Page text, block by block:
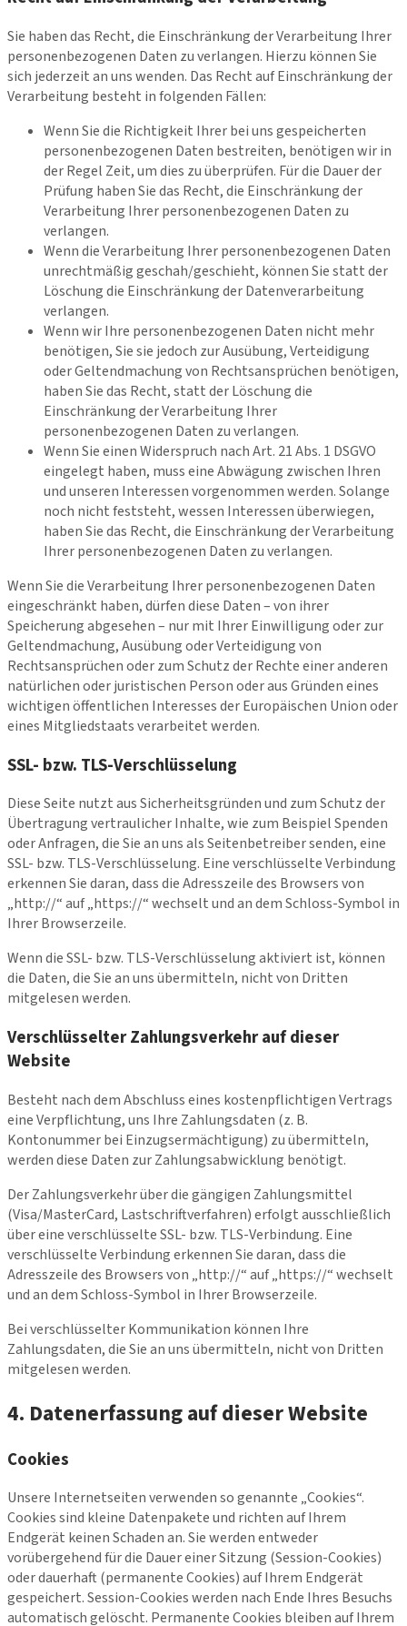
Sie haben das Recht, die Einschränkung der Verarbeitung Ihrer
personenbezogenen Daten zu verlangen. Hierzu können Sie
sich jederzeit an uns wenden. Das Recht auf Einschränkung der
Verarbeitung besteht in folgenden Fällen:
Wenn Sie die Richtigkeit Ihrer bei uns gespeicherten
personenbezogenen Daten bestreiten, benötigen wir in
der Regel Zeit, um dies zu überprüfen. Für die Dauer der
Prüfung haben Sie das Recht, die Einschränkung der
Verarbeitung Ihrer personenbezogenen Daten zu
verlangen.
Wenn die Verarbeitung Ihrer personenbezogenen Daten
unrechtmäßig geschah/geschieht, können Sie statt der
Löschung die Einschränkung der Datenverarbeitung
verlangen.
Wenn wir Ihre personenbezogenen Daten nicht mehr
benötigen, Sie sie jedoch zur Ausübung, Verteidigung
oder Geltendmachung von Rechtsansprüchen benötigen,
haben Sie das Recht, statt der Löschung die
Einschränkung der Verarbeitung Ihrer
personenbezogenen Daten zu verlangen.
Wenn Sie einen Widerspruch nach Art. 21 Abs. 1 DSGVO
eingelegt haben, muss eine Abwägung zwischen Ihren
und unseren Interessen vorgenommen werden. Solange
noch nicht feststeht, wessen Interessen überwiegen,
haben Sie das Recht, die Einschränkung der Verarbeitung
Ihrer personenbezogenen Daten zu verlangen.
Wenn Sie die Verarbeitung Ihrer personenbezogenen Daten
eingeschränkt haben, dürfen diese Daten – von ihrer
Speicherung abgesehen – nur mit Ihrer Einwilligung oder zur
Geltendmachung, Ausübung oder Verteidigung von
Rechtsansprüchen oder zum Schutz der Rechte einer anderen
natürlichen oder juristischen Person oder aus Gründen eines
wichtigen öffentlichen Interesses der Europäischen Union oder
eines Mitgliedstaats verarbeitet werden.
SSL- bzw. TLS-Verschlüsselung
Diese Seite nutzt aus Sicherheitsgründen und zum Schutz der
Übertragung vertraulicher Inhalte, wie zum Beispiel Spenden
oder Anfragen, die Sie an uns als Seitenbetreiber senden, eine
SSL- bzw. TLS-Verschlüsselung. Eine verschlüsselte Verbindung
erkennen Sie daran, dass die Adresszeile des Browsers von
„http://“ auf „https://“ wechselt und an dem Schloss-Symbol in
Ihrer Browserzeile.
Wenn die SSL- bzw. TLS-Verschlüsselung aktiviert ist, können
die Daten, die Sie an uns übermitteln, nicht von Dritten
mitgelesen werden.
Verschlüsselter Zahlungsverkehr auf dieser
Website
Besteht nach dem Abschluss eines kostenpflichtigen Vertrags
eine Verpflichtung, uns Ihre Zahlungsdaten (z. B.
Kontonummer bei Einzugsermächtigung) zu übermitteln,
werden diese Daten zur Zahlungsabwicklung benötigt.
Der Zahlungsverkehr über die gängigen Zahlungsmittel
(Visa/MasterCard, Lastschriftverfahren) erfolgt ausschließlich
über eine verschlüsselte SSL- bzw. TLS-Verbindung. Eine
verschlüsselte Verbindung erkennen Sie daran, dass die
Adresszeile des Browsers von „http://“ auf „https://“ wechselt
und an dem Schloss-Symbol in Ihrer Browserzeile.
Bei verschlüsselter Kommunikation können Ihre
Zahlungsdaten, die Sie an uns übermitteln, nicht von Dritten
mitgelesen werden.
4. Datenerfassung auf dieser Website
Cookies
Unsere Internetseiten verwenden so genannte „Cookies“.
Cookies sind kleine Datenpakete und richten auf Ihrem
Endgerät keinen Schaden an. Sie werden entweder
vorübergehend für die Dauer einer Sitzung (Session-Cookies)
oder dauerhaft (permanente Cookies) auf Ihrem Endgerät
gespeichert. Session-Cookies werden nach Ende Ihres Besuchs
automatisch gelöscht. Permanente Cookies bleiben auf Ihrem